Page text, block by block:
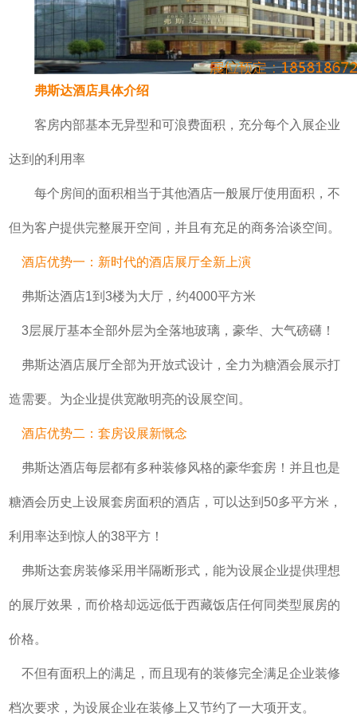
弗斯达酒店具体介绍
客房内部基本无异型和可浪费面积，充分每个入展企业
达到的利用率
每个房间的面积相当于其他酒店一般展厅使用面积，不
但为客户提供完整展开空间，并且有充足的商务洽谈空间。
酒店优势一：新时代的酒店展厅全新上演
弗斯达酒店1到3楼为大厅，约4000平方米
3层展厅基本全部外层为全落地玻璃，豪华、大气磅礴！
弗斯达酒店展厅全部为开放式设计，全力为糖酒会展示打
造需要。为企业提供宽敞明亮的设展空间。
酒店优势二：套房设展新慨念
弗斯达酒店每层都有多种装修风格的豪华套房！并且也是
糖酒会历史上设展套房面积的酒店，可以达到50多平方米，
利用率达到惊人的38平方！
弗斯达套房装修采用半隔断形式，能为设展企业提供理想
的展厅效果，而价格却远远低于西藏饭店任何同类型展房的
价格。
不但有面积上的满足，而且现有的装修完全满足企业装修
档次要求，为设展企业在装修上又节约了一大项开支。